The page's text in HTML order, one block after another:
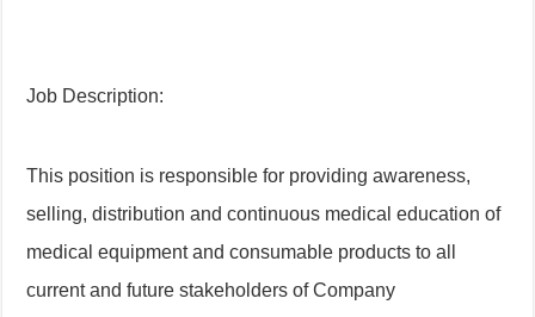
Job Description:
This position is responsible for providing awareness,
selling, distribution and continuous medical education of
medical equipment and consumable products to all
current and future stakeholders of Company